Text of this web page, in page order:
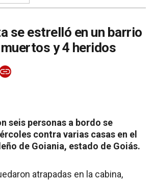
se estrelló en un barrio
y 4 heridos
seis personas a bordo se
contra varias casas en el
de Goiania, estado de Goiás.
atrapadas en la cabina,